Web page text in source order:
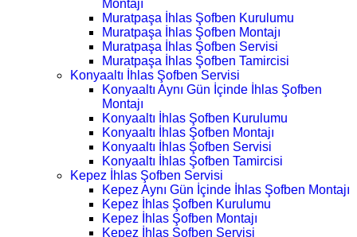
Montajı
Muratpaşa İhlas Şofben Kurulumu
Muratpaşa İhlas Şofben Montajı
Muratpaşa İhlas Şofben Servisi
Muratpaşa İhlas Şofben Tamircisi
Konyaaltı İhlas Şofben Servisi
Konyaaltı Aynı Gün İçinde İhlas Şofben
Montajı
Konyaaltı İhlas Şofben Kurulumu
Konyaaltı İhlas Şofben Montajı
Konyaaltı İhlas Şofben Servisi
Konyaaltı İhlas Şofben Tamircisi
Kepez İhlas Şofben Servisi
Kepez Aynı Gün İçinde İhlas Şofben Montajı
Kepez İhlas Şofben Kurulumu
Kepez İhlas Şofben Montajı
Kepez İhlas Şofben Servisi